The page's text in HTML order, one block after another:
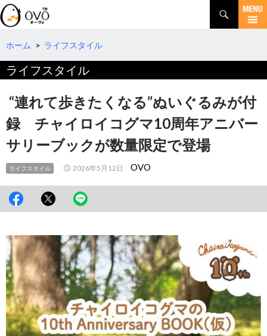
検
索
コ
テ
ツ
へ
ホーム > ライフスタイル
ライフスタイル
“連れて歩きたくなる”ぬいぐるみが付
録 チャイロイコグマ10周年アニバー
サリーブックが数量限定で登場
ライフスタイル 2026年5月12日 OVO